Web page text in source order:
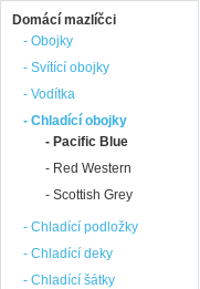
Domácí mazlíčci
- Obojky
- Svítící obojky
- Vodítka
- Chladící obojky
- Pacific Blue
- Red Western
- Scottish Grey
- Chladící podložky
- Chladící deky
- Chladící šátky